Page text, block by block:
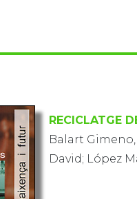
RECICLATGE
Balart
David; López